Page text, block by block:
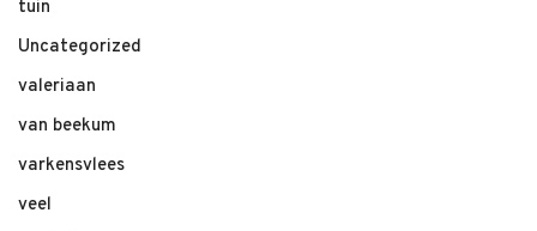
tuin
Uncategorized
valeriaan
van beekum
varkensvlees
veel